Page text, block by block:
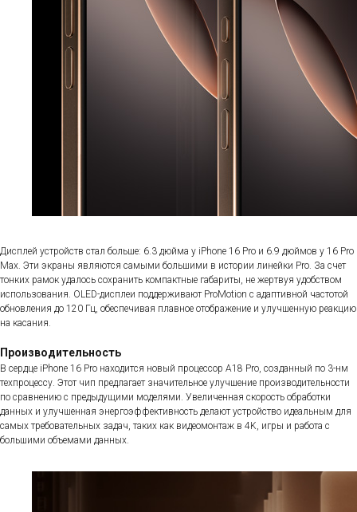
Дисплей устройств стал больше: 6.3 дюйма у iPhone 16 Pro и 6.9 дюймов у 16 Pro
Max. Эти экраны являются самыми большими в истории линейки Pro. За счет
тонких рамок удалось сохранить компактные габариты, не жертвуя удобством
использования. OLED-дисплеи поддерживают ProMotion с адаптивной частотой
обновления до 120 Гц, обеспечивая плавное отображение и улучшенную реакцию
на касания.
Производительность
В сердце iPhone 16 Pro находится новый процессор A18 Pro, созданный по 3-нм
техпроцессу. Этот чип предлагает значительное улучшение производительности
по сравнению с предыдущими моделями. Увеличенная скорость обработки
данных и улучшенная энергоэффективность делают устройство идеальным для
самых требовательных задач, таких как видеомонтаж в 4K, игры и работа с
большими объемами данных.